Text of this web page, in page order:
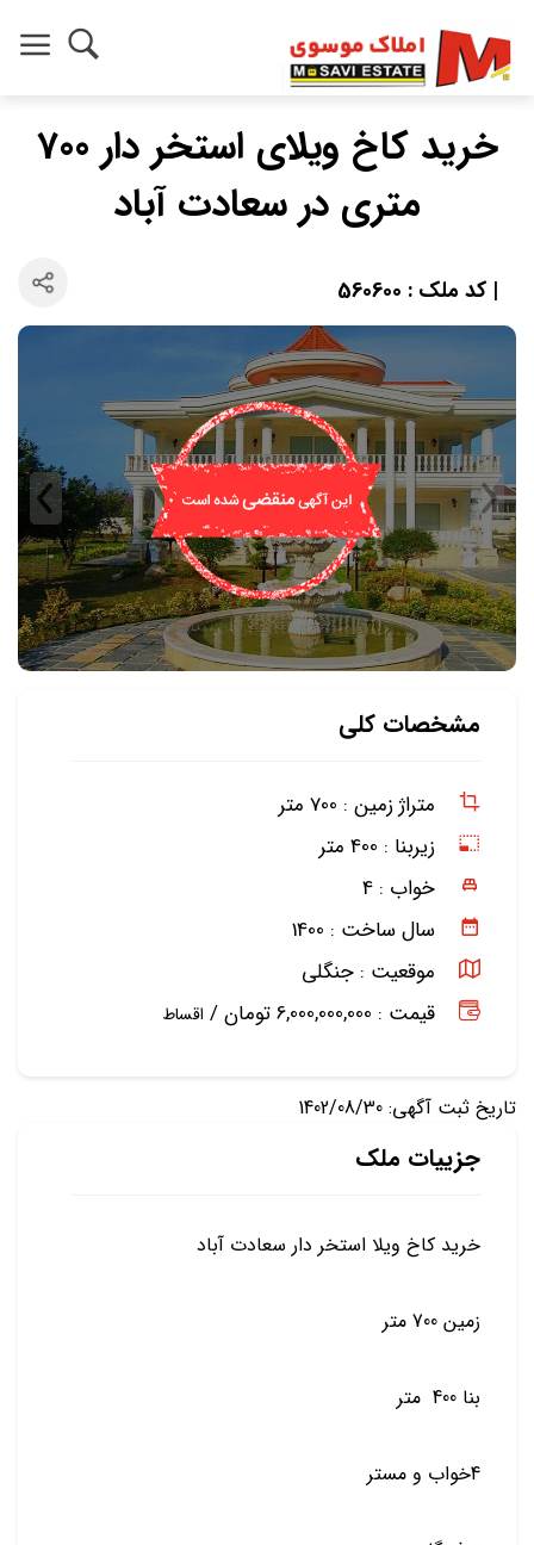
خرید کاخ ویلای استخر دار 700
متری در سعادت آباد
| کد ملک : 560600
مشخصات کلی
متراژ زمین : 700 متر
زیربنا : 400 متر
خواب : 4
سال ساخت : 1400
موقعیت : جنگلی
قیمت : 6,000,000,000 تومان /
اقساط
تاریخ ثبت آگهی: 1402/08/30
جزییات ملک
خرید کاخ ویلا استخر دار سعادت آباد
زمین 700 متر
بنا 400 متر
4خواب و مستر